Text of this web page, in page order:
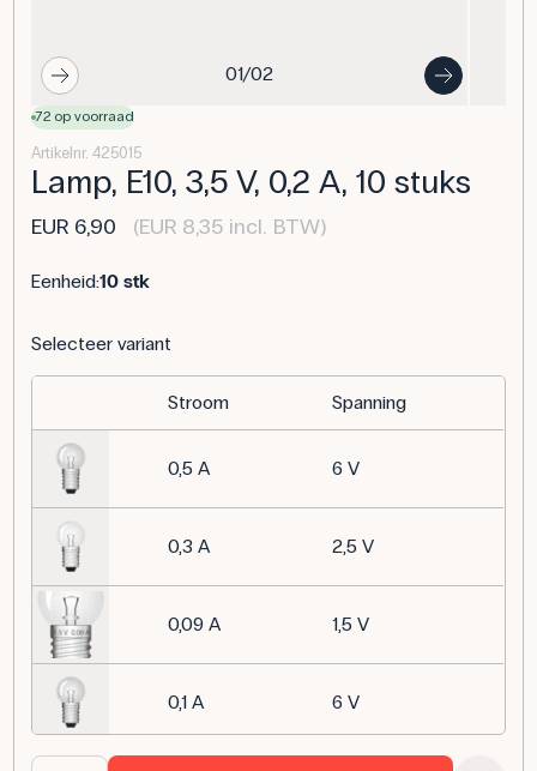
01/02
72 op voorraad
Artikelnr. 425015
Lamp, E10, 3,5 V, 0,2 A, 10 stuks
EUR 6,90 (EUR 8,35 incl. BTW)
Eenheid:10 stk
Selecteer variant
Stroom Spanning
0,5 A 6 V
0,3 A 2,5 V
0,09 A 1,5 V
0,1 A 6 V